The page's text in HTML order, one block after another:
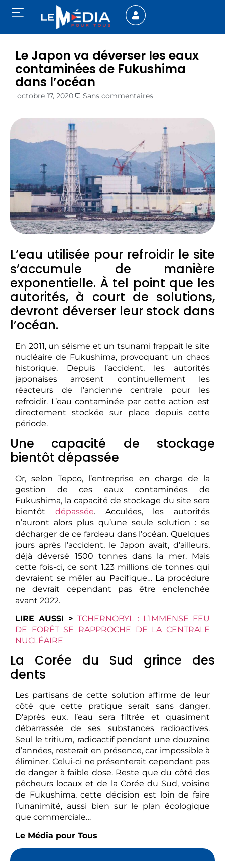
Le Japon va déverser les eaux
contaminées de Fukushima
dans l’océan
octobre 17, 2020 Sans commentaires
L’eau utilisée pour refroidir le site
s’accumule de manière
exponentielle. À tel point que les
autorités, à court de solutions,
devront déverser leur stock dans
l’océan.
En 2011, un séisme et un tsunami frappait le site
nucléaire de Fukushima, provoquant un chaos
historique. Depuis l’accident, les autorités
japonaises arrosent continuellement les
réacteurs de l’ancienne centrale pour les
refroidir. L’eau contaminée par cette action est
directement stockée sur place depuis cette
période.
Une capacité de stockage
bientôt dépassée
Or, selon Tepco, l’entreprise en charge de la
gestion de ces eaux contaminées de
Fukushima, la capacité de stockage du site sera
bientôt dépassée. Acculées, les autorités
n’auront alors plus qu’une seule solution : se
décharger de ce fardeau dans l’océan. Quelques
jours après l’accident, le Japon avait, d’ailleurs,
déjà déversé 1500 tonnes dans la mer. Mais
cette fois-ci, ce sont 1.23 millions de tonnes qui
devraient se mêler au Pacifique… La procédure
ne devrait cependant pas être enclenchée
avant 2022.
LIRE AUSSI > TCHERNOBYL : L’IMMENSE FEU
DE FORÊT SE RAPPROCHE DE LA CENTRALE
NUCLÉAIRE
La Corée du Sud grince des
dents
Les partisans de cette solution affirme de leur
côté que cette pratique serait sans danger.
D’après eux, l’eau sera filtrée et quasiment
débarrassée de ses substances radioactives.
Seul le tritium, radioactif pendant une douzaine
d’années, resterait en présence, car impossible à
éliminer. Celui-ci ne présenterait cependant pas
de danger à faible dose. Reste que du côté des
pêcheurs locaux et de la Corée du Sud, voisine
de Fukushima, cette décision est loin de faire
l’unanimité, aussi bien sur le plan écologique
que commerciale…
Le Média pour Tous